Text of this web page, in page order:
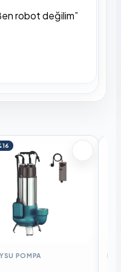
robot değilim”
POMPA